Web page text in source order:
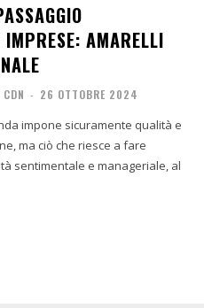
IMPRESE: AMARELLI
- 26 OTTOBRE 2024
impone sicuramente qualità e
ma ciò che riesce a fare
sentimentale e manageriale, al